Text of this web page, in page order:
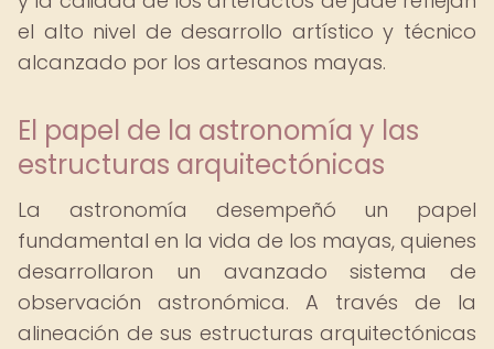
el alto nivel de desarrollo artístico y técnico
alcanzado por los artesanos mayas.
El papel de la astronomía y las
estructuras arquitectónicas
La astronomía desempeñó un papel
fundamental en la vida de los mayas, quienes
desarrollaron un avanzado sistema de
observación astronómica. A través de la
alineación de sus estructuras arquitectónicas